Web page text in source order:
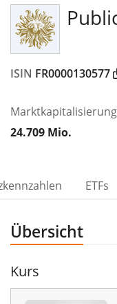
ISIN FR0000130577
Marktkapitalisierung
24.709 Mio.
ETFs
Übersicht
Kurs